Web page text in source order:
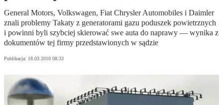
General Motors, Volkswagen, Fiat Chrysler Automobiles i Daimler
znali problemy Takaty z generatorami gazu poduszek powietrznych
i powinni byli szybciej skierować swe auta do naprawy — wynika z
dokumentów tej firmy przedstawionych w sądzie
Publikacja: 18.03.2018 08:33